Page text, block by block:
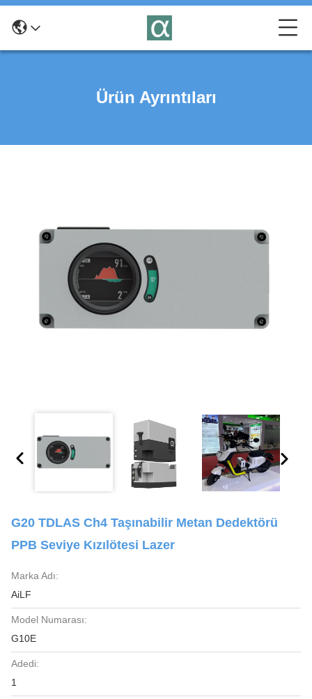
Ürün Ayrıntıları
G20 TDLAS Ch4 Taşınabilir Metan Dedektörü
PPB Seviye Kızılötesi Lazer
Marka Adı:
AiLF
Model Numarası:
G10E
Adedi:
1